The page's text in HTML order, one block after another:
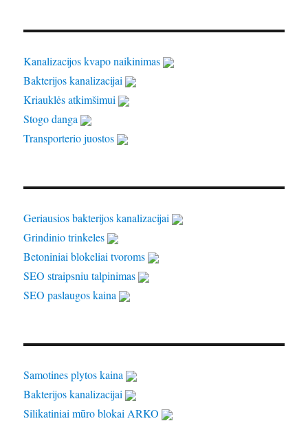
Kanalizacijos kvapo naikinimas
Bakterijos kanalizacijai
Kriauklės atkimšimui
Stogo danga
Transporterio juostos
Geriausios bakterijos kanalizacijai
Grindinio trinkeles
Betoniniai blokeliai tvoroms
SEO straipsniu talpinimas
SEO paslaugos kaina
Samotines plytos kaina
Bakterijos kanalizacijai
Silikatiniai mūro blokai ARKO